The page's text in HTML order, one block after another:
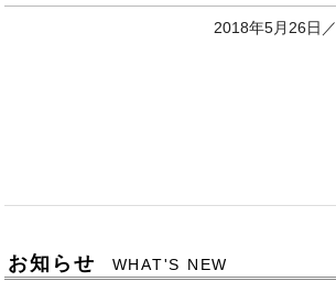
2018年5月26日／
お知らせ WHAT'S NEW